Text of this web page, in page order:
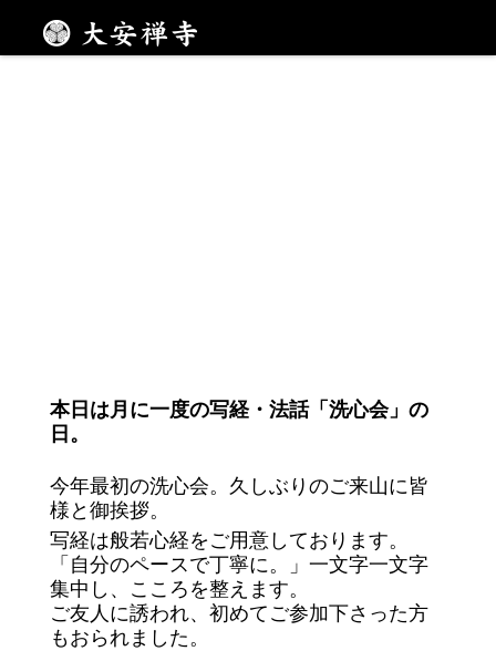
心を調える時間
本日は月に一度の写経・法話「洗心会」の
日。
今年最初の洗心会。久しぶりのご来山に皆
様と御挨拶。
写経は般若心経をご用意しております。
「自分のペースで丁寧に。」一文字一文字
集中し、こころを整えます。
ご友人に誘われ、初めてご参加下さった方
もおられました。